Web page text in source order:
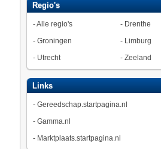
Regio's
-Alle regio's - Drenthe
- Groningen - Limburg
- Utrecht - Zeeland
Links
- Gereedschap.startpagina.nl
- Gamma.nl
- Marktplaats.startpagina.nl